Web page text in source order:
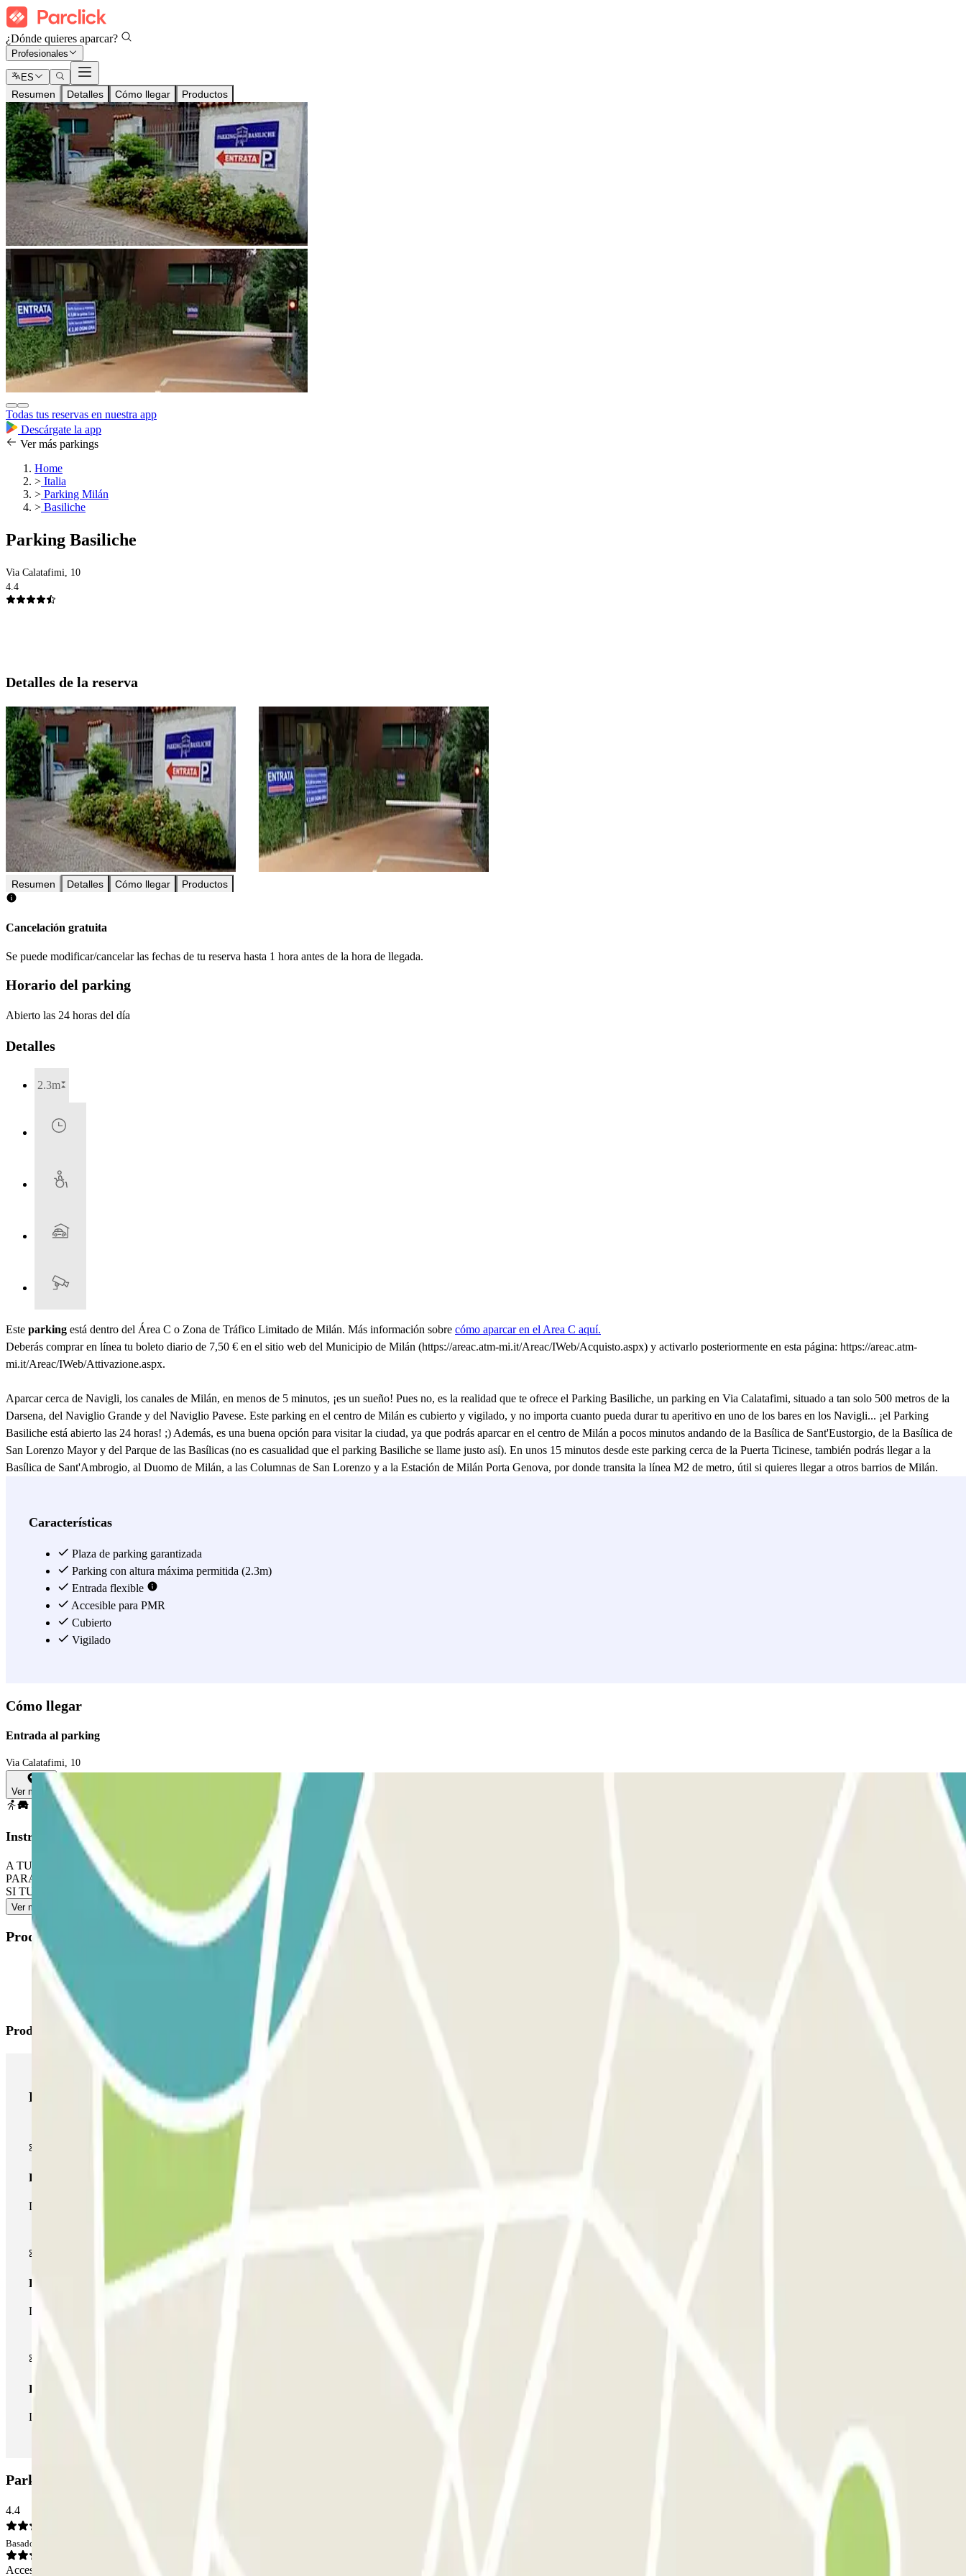
¿Dónde quieres aparcar?
Profesionales
ES
Resumen Detalles Cómo llegar Productos
Todas tus reservas en nuestra app
Descárgate la app
Ver más parkings
Home
> Italia
> Parking Milán
> Basiliche
Parking Basiliche
Via Calatafimi, 10
4.4
Detalles de la reserva
Resumen Detalles Cómo llegar Productos
Cancelación gratuita
Se puede modificar/cancelar las fechas de tu reserva hasta 1 hora antes de la hora de llegada.
Horario del parking
Abierto las 24 horas del día
Detalles
2.3m
Este parking está dentro del Área C o Zona de Tráfico Limitado de Milán. Más información sobre cómo aparcar en el Area C aquí.
Deberás comprar en línea tu boleto diario de 7,50 € en el sitio web del Municipio de Milán (https://areac.atm-mi.it/Areac/IWeb/Acquisto.aspx) y activarlo posteriormente en esta página: https://areac.atm-
mi.it/Areac/IWeb/Attivazione.aspx.
Aparcar cerca de Navigli, los canales de Milán, en menos de 5 minutos, ¡es un sueño! Pues no, es la realidad que te ofrece el Parking Basiliche, un parking en Via Calatafimi, situado a tan solo 500 metros de la
Darsena, del Naviglio Grande y del Naviglio Pavese. Este parking en el centro de Milán es cubierto y vigilado, y no importa cuanto pueda durar tu aperitivo en uno de los bares en los Navigli... ¡el Parking
Basiliche está abierto las 24 horas! ;) Además, es una buena opción para visitar la ciudad, ya que podrás aparcar en el centro de Milán a pocos minutos andando de la Basílica de Sant'Eustorgio, de la Basílica de
San Lorenzo Mayor y del Parque de las Basílicas (no es casualidad que el parking Basiliche se llame justo así). En unos 15 minutos desde este parking cerca de la Puerta Ticinese, también podrás llegar a la
Basílica de Sant'Ambrogio, al Duomo de Milán, a las Columnas de San Lorenzo y a la Estación de Milán Porta Genova, por donde transita la línea M2 de metro, útil si quieres llegar a otros barrios de Milán.
Características
Plaza de parking garantizada
Parking con altura máxima permitida (2.3m)
Entrada flexible
Accesible para PMR
Cubierto
Vigilado
Cómo llegar
Entrada al parking
Via Calatafimi, 10
Ver mapa
Instrucciones
A TU LLEGADA: Coge el ticket. Aparca en cualquier plaza libre. Recuerda que los días de mercado se puede acceder al parking desde Via Santa Croce.
PARA SALIR: Ve a la cabina de control con tu reserva Parclick y el ticket.
SI TU PASE PERMITE ENTRADAS Y SALIDAS ILIMITADAS: Sigue el mismo procedimiento indicado anteriormente para entrar y salir.
Ver más
Productos disponibles
Productos de Parclick
Productos de Parclick
Pase básico
Durante tu estancia podrás entrar y salir una única vez al parking
Pase multiparking
Durante tu estancia podrás hacer uso de toda la red de parkings de este operador disponibles en Parclick.
Pase ilimitado
Durante tu estancia podrás entrar y salir del parking todas las veces que quieras.
Parking Basiliche: Opiniones
4.4
Basado en 50 opiniones
Acceso